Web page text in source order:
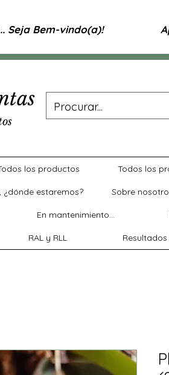
Seja Bem-vindo(a)!
los productos Todos los
¿dónde estaremos? Sobre
En mantenimiento...
RAL y RLL